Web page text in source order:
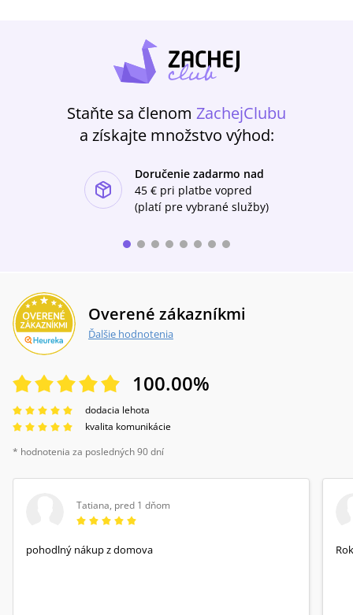
autorky najlepšej tínedžerskej knihy roka 2018
Všetko je tak, ako má byť.
Staňte sa členom ZachejClubu
a získajte množstvo výhod:
Doručenie zadarmo nad
45 € pri platbe vopred
(platí pre vybrané služby)
Overené zákazníkmi
Ďalšie hodnotenia
100.00%
dodacia lehota
kvalita komunikácie
* hodnotenia za posledných 90 dní
Tatiana, pred 1 dňom
pohodlný nákup z domova